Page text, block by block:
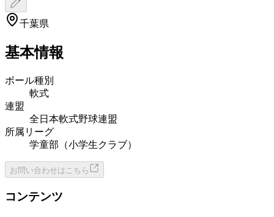
千葉県
基本情報
ボール種別
軟式
連盟
全日本軟式野球連盟
所属リーグ
学童部（小学生クラブ）
お問い合わせはこちら
コンテンツ